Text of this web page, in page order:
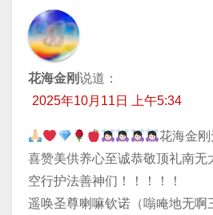
花海金刚说道：
2025年10月11日 上午5:34
花海金
喜赞美供养心至诚恭敬顶礼南无
空行护法善神们！！！！！
遥唤圣尊喇嘛钦诺（嗡唵地无啊